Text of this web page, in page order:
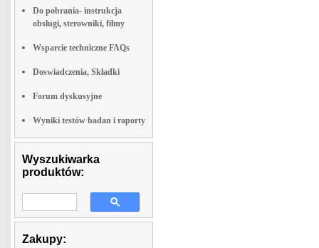
Do pobrania- instrukcja
obslugi, sterowniki, filmy
Wsparcie techniczne FAQs
Doswiadczenia, Składki
Forum dyskusyjne
Wyniki testów badan i raporty
Wyszukiwarka
produktów:
Zakupy: